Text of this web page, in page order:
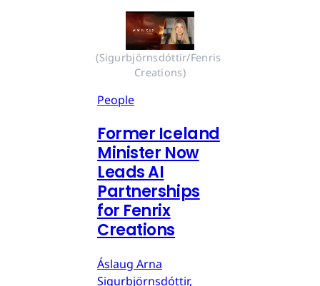
(Sigurbjörnsdóttir/Fenris
Creations)
People
Former Iceland
Minister Now
Leads AI
Partnerships
for Fenrix
Creations
Áslaug Arna
Sigurbjörnsdóttir,